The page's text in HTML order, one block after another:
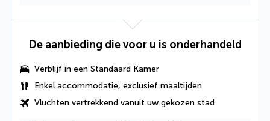
De aanbieding die voor u is onderhandeld
Verblijf in een Standaard Kamer
Enkel accommodatie, exclusief maaltijden
Vluchten vertrekkend vanuit uw gekozen stad